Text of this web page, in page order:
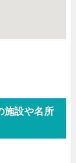
施設や名所